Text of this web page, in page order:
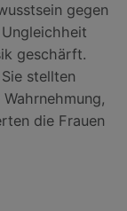
gegen
geschärft.
stellten
die Frauen